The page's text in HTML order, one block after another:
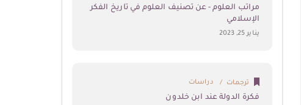
مراتب العلوم - عن تصنيف العلوم في تاريخ الفكر
الإسلامي
يناير 25, 2023
ترجمات دراسات
فكرة الدولة عند ابن خلدون